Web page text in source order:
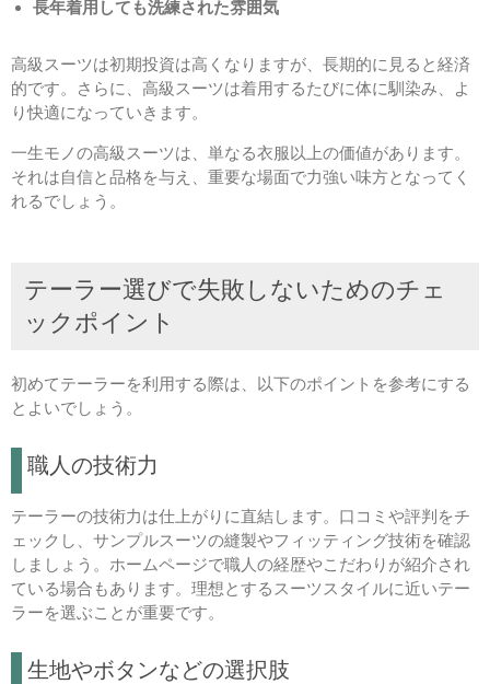
長年着用しても洗練された雰囲気
高級スーツは初期投資は高くなりますが、長期的に見ると経済
的です。さらに、高級スーツは着用するたびに体に馴染み、よ
り快適になっていきます。
一生モノの高級スーツは、単なる衣服以上の価値があります。
それは自信と品格を与え、重要な場面で力強い味方となってく
れるでしょう。
テーラー選びで失敗しないためのチェ
ックポイント
初めてテーラーを利用する際は、以下のポイントを参考にする
とよいでしょう。
職人の技術力
テーラーの技術力は仕上がりに直結します。口コミや評判をチ
ェックし、サンプルスーツの縫製やフィッティング技術を確認
しましょう。ホームページで職人の経歴やこだわりが紹介され
ている場合もあります。理想とするスーツスタイルに近いテー
ラーを選ぶことが重要です。
生地やボタンなどの選択肢